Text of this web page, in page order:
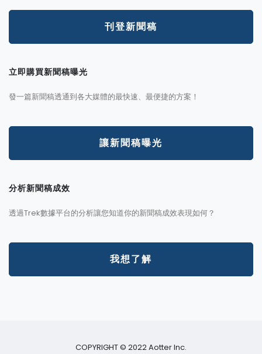
刊登新聞稿
立即購買新聞稿曝光
發一篇新聞稿透通到各大媒體的最快速、最便捷的方案！
讓新聞稿曝光
分析新聞稿成效
透過Trek數據平台的分析讓您知道你的新聞稿成效表現如何？
我想了解
COPYRIGHT © 2022 Aotter Inc.